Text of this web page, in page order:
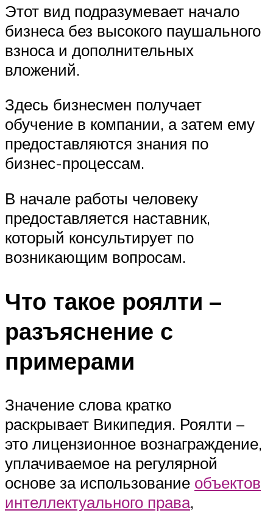
Этот вид подразумевает начало
бизнеса без высокого паушального
взноса и дополнительных
вложений.
Здесь бизнесмен получает
обучение в компании, а затем ему
предоставляются знания по
бизнес-процессам.
В начале работы человеку
предоставляется наставник,
который консультирует по
возникающим вопросам.
Что такое роялти –
разъяснение с
примерами
Значение слова кратко
раскрывает Википедия. Роялти –
это лицензионное вознаграждение,
уплачиваемое на регулярной
основе за использование объектов
интеллектуального права,